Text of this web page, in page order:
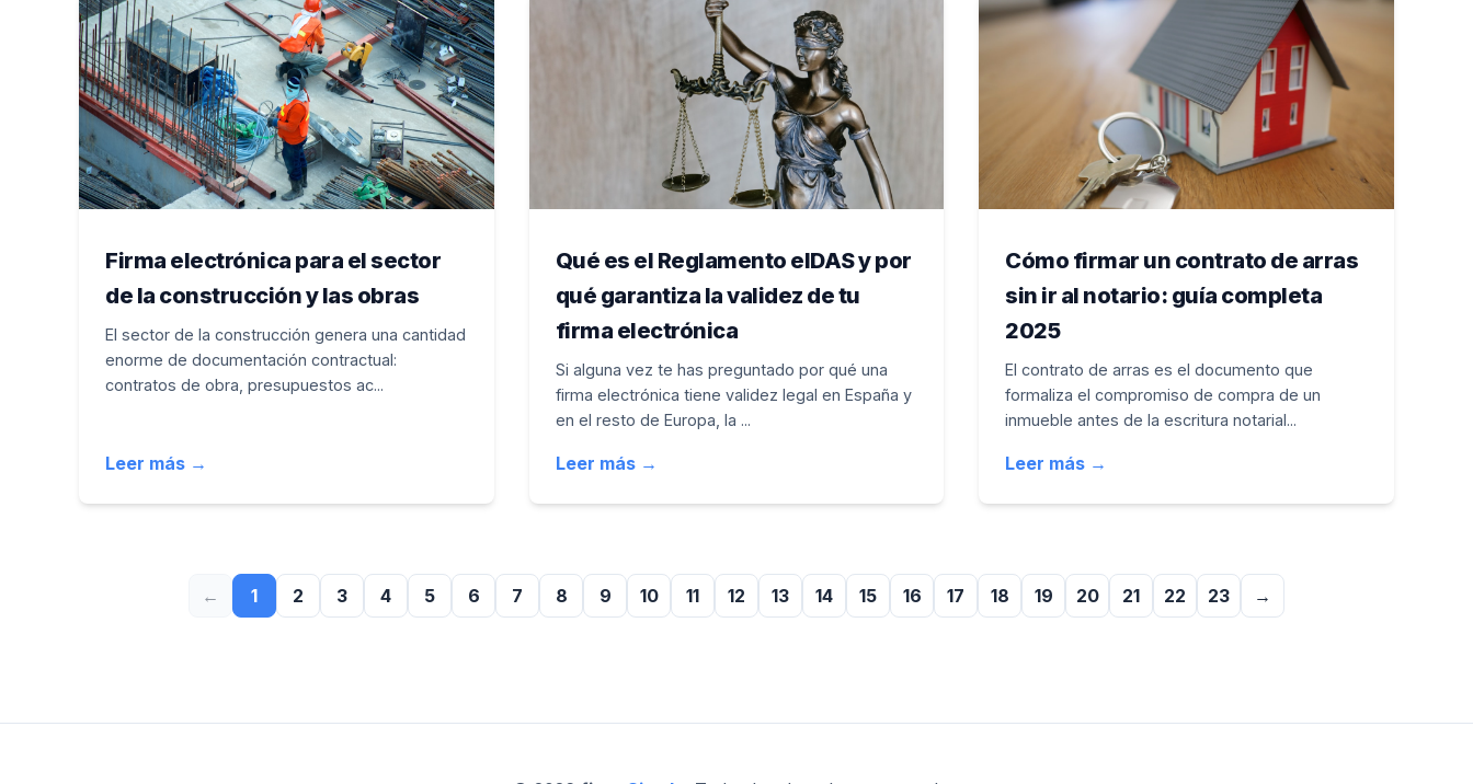
Firma electrónica para el sector
de la construcción y las obras
El sector de la construcción genera una cantidad
enorme de documentación contractual:
contratos de obra, presupuestos ac...
Leer más →
Qué es el Reglamento eIDAS y por
qué garantiza la validez de tu
firma electrónica
Si alguna vez te has preguntado por qué una
firma electrónica tiene validez legal en España y
en el resto de Europa, la ...
Leer más →
Cómo firmar un contrato de arras
sin ir al notario: guía completa
2025
El contrato de arras es el documento que
formaliza el compromiso de compra de un
inmueble antes de la escritura notarial...
Leer más →
← 1 2 3 4 5 6 7 8 9 10 11 12 13 14 15 16 17 18 19 20 21 22 23 →